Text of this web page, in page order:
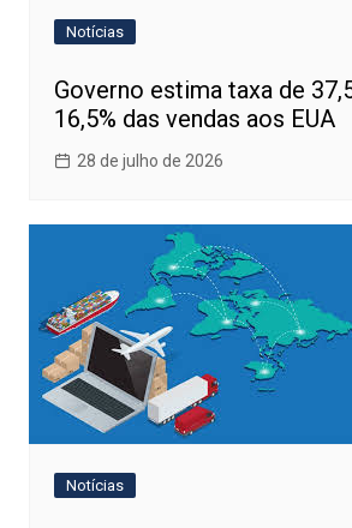
Notícias
Governo estima taxa de
16,5% das vendas aos EUA
28 de julho de 2026
Notícias